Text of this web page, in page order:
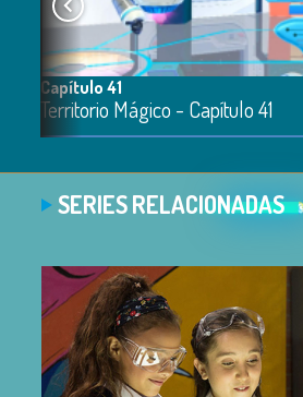
Capítulo 41
Territorio Mágico - Capítulo 41
SERIES RELACIONADAS